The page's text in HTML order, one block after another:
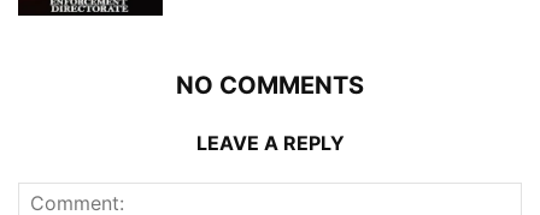
NO COMMENTS
LEAVE A REPLY